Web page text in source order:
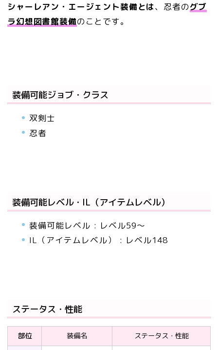
シャーレアン・エージェント装備とは、忍者のグブ
ラ幻想図書館装備のことです。
装備可能ジョブ・クラス
双剣士
忍者
装備可能レベル・IL（アイテムレベル）
装備可能レベル : レベル59～
IL（アイテムレベル） : レベル148
ステータス・性能
部位 装備名 ステータス・性能